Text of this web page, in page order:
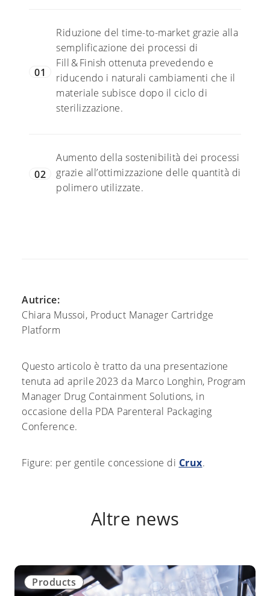
01
Riduzione del time-to-market grazie alla
semplificazione dei processi di
Fill & Finish ottenuta prevedendo e
riducendo i naturali cambiamenti che il
materiale subisce dopo il ciclo di
sterilizzazione.
02
Aumento della sostenibilità dei processi
grazie all’ottimizzazione delle quantità di
polimero utilizzate.
Autrice:
Chiara Mussoi, Product Manager Cartridge
Platform
Questo articolo è tratto da una presentazione
tenuta ad aprile 2023 da Marco Longhin, Program
Manager Drug Containment Solutions, in
occasione della PDA Parenteral Packaging
Conference.
Figure: per gentile concessione di Crux.
Altre news
Products